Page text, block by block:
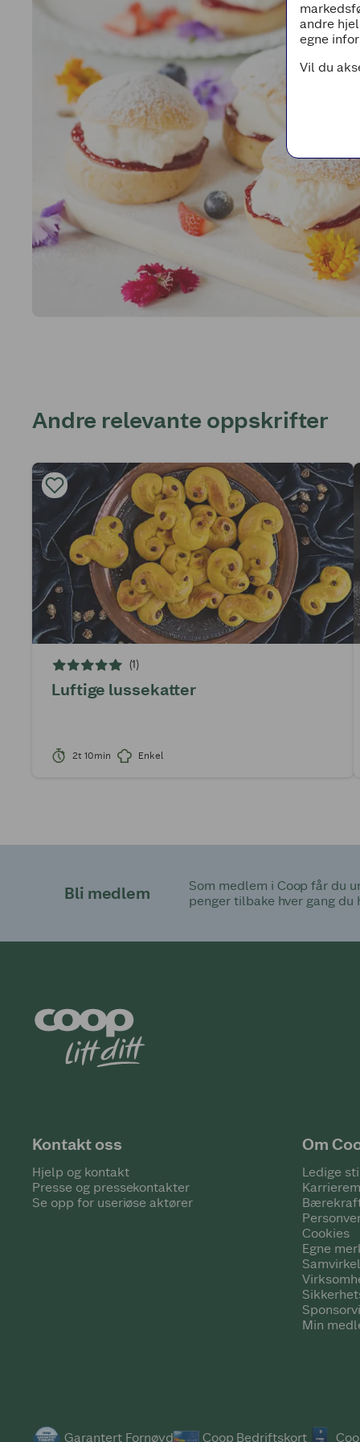
Andre relevante oppskrifter
(1)
Luftige lussekatter
2t 10min Enkel
Bli medlem
Som medlem i Coop får du
penger tilbake hver gang du
Kontakt oss
Hjelp og kontakt
Presse og pressekontakter
Se opp for useriøse aktører
Om
Ledige
Cookies
Egne
Min
Garantert Fornøyd Coop Bedriftskort
andre
egne
Vil du